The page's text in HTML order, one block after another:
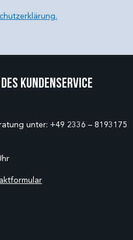
Kundenservice
unter: +49 2336 – 8193175